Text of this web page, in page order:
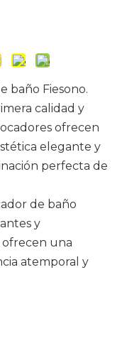
baño Fiesono.
calidad y
ofrecen
elegante y
perfecta de
de baño
y
una
atemporal y